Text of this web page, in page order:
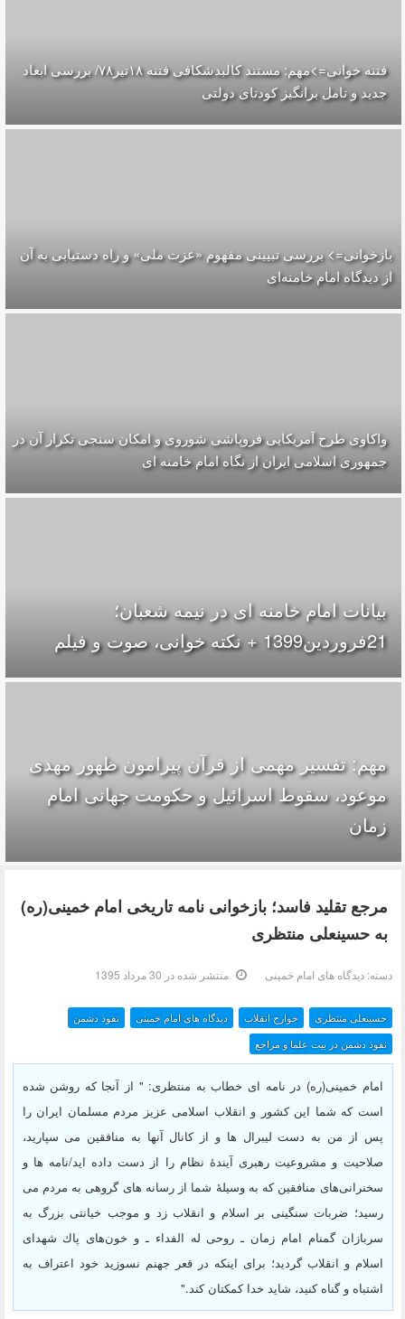
فتنه خوانی=>مهم: مستند کالبدشکافی فتنه ۱۸تير۷۸/ بررسی ابعاد
جدید و تامل برانگیز کودتای دولتی
بازخوانی=> بررسی تبیینی مفهوم «عزت ملی» و راه دستیابی به آن
از دیدگاه امام خامنه‌ای
واکاوی طرح آمریکایی فروپاشی شوروی و امکان سنجی تکرار آن در
جمهوری اسلامی ایران از نگاه امام خامنه ای
بیانات امام خامنه ای در نیمه شعبان؛
21فروردین1399 + نکته خوانی، صوت و فیلم
مهم: تفسیر مهمی از قرآن پیرامون ظهور مهدی
موعود، سقوط اسرائیل و حکومت جهانی امام
زمان
مرجع تقلید فاسد؛ بازخوانی نامه تاریخی امام خمینی(ره)
به حسینعلی منتظری
دسته:دیدگاه های امام خمینی منتشر شده در 30 مرداد 1395
حسینعلی منتظری خوارج انقلاب دیدگاه های امام خمینی
نفوذ دشمن
نفوذ دشمن در بیت علما و مراجع
امام خمینی(ره) در نامه ای خطاب به منتظری: " از آنجا كه روشن شده
است كه شما این كشور و انقلاب اسلامی عزیز مردم مسلمان ایران را
پس از من به دست لیبرال ها و از كانال آنها به منافقین می‏ سپارید،
صلاحیت و مشروعیت رهبری آیندۀ نظام را از دست داده ‏اید/نامه‏ ها و
سخنرانی‌های منافقین كه به وسیلۀ شما از رسانه‏ های گروهی به مردم می
‏رسید؛ ضربات سنگینی بر اسلام و انقلاب زد و موجب خیانتی بزرگ به
سربازان گمنام امام زمان ـ روحی له الفداء ـ و خون‌های پاك شهدای
اسلام و انقلاب گردید؛ برای اینكه در قعر جهنم نسوزید خود اعتراف به
اشتباه و گناه كنید، شاید خدا كمكتان كند."